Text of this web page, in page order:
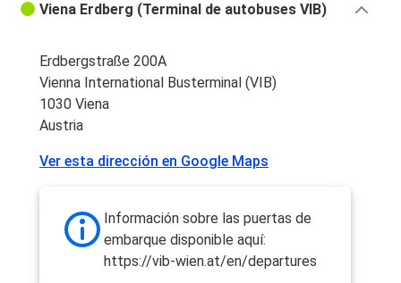
Viena Erdberg (Terminal de autobuses VIB)
Erdbergstraße 200A
Vienna International Busterminal (VIB)
1030 Viena
Austria
Ver esta dirección en Google Maps
Información sobre las puertas de
embarque disponible aquí:
https://vib-wien.at/en/departures